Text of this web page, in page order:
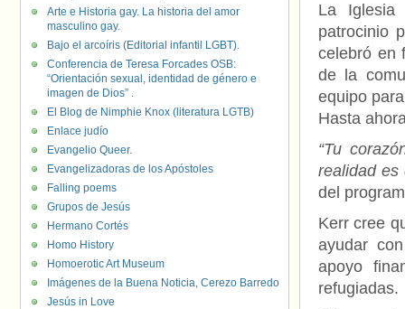
La Iglesia
patrocinio
celebró en
de la
equipo
Hasta
“Tu
realidad es
del
Kerr cree
ayudar
apoyo
refugiadas.
Arte e Historia gay. La historia del amor
masculino gay.
Bajo el arcoíris (Editorial infantil LGBT).
Conferencia de Teresa Forcades OSB:
“Orientación sexual, identidad de género e
imagen de Dios” .
El Blog de Nimphie Knox (literatura LGTB)
Enlace judío
Evangelio Queer.
Evangelizadoras de los Apóstoles
Falling poems
Grupos de Jesús
Hermano Cortés
Homo History
Homoerotic Art Museum
Imágenes de la Buena Noticia, Cerezo Barredo
Jesús in Love